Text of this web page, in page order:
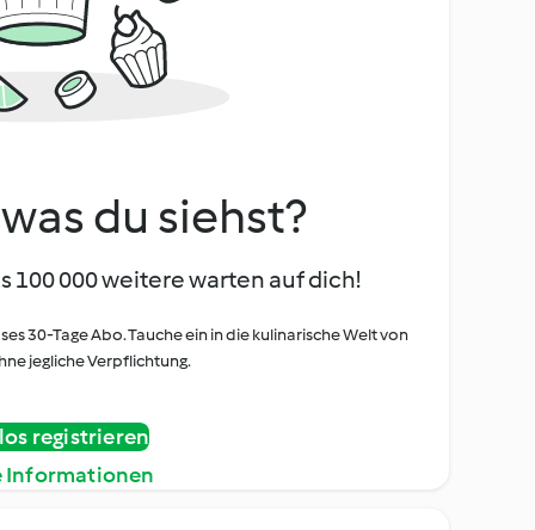
du siehst?
100 000 weitere warten auf dich!
30-Tage Abo. Tauche ein in die kulinarische Welt von
jegliche Verpflichtung.
registrieren
Informationen